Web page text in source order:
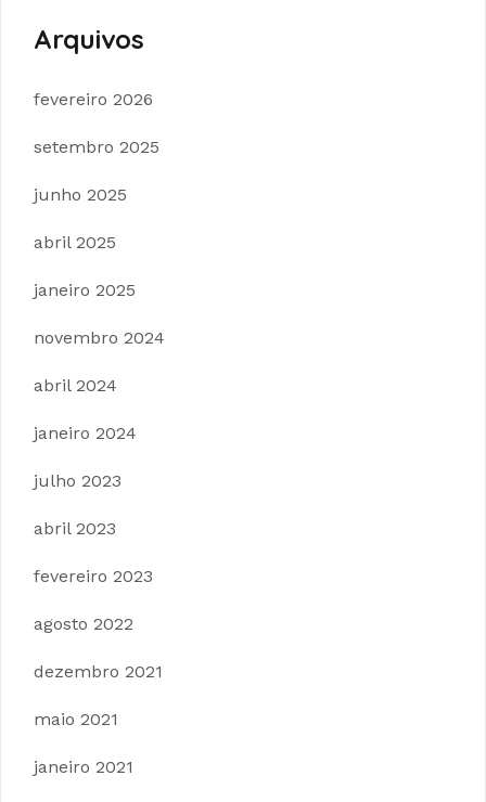
Arquivos
fevereiro 2026
setembro 2025
junho 2025
abril 2025
janeiro 2025
novembro 2024
abril 2024
janeiro 2024
julho 2023
abril 2023
fevereiro 2023
agosto 2022
dezembro 2021
maio 2021
janeiro 2021